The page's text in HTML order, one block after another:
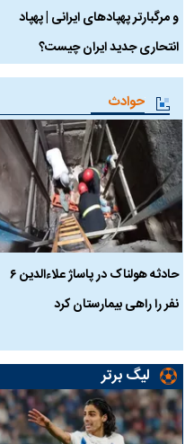
و مرگبارتر پهپادهای ایرانی | پهپاد
انتحاری جدید ایران چیست؟
حوادث
حادثه هولناک در پاساژ علاءالدین ۶
نفر را راهی بیمارستان کرد
لیگ برتر